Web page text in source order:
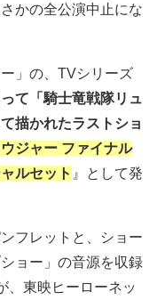
かの全公演中止にな
」の、TVシリーズ
て「騎士竜戦隊リュ
描かれたラストショ
ジャー ファイナル
ルセット 』として発
フレットと、ショー
ョー」の音源を収録
、東映ヒーローネッ